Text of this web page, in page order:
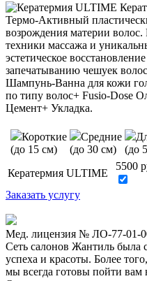
Термо-Активный
возрождения материи
техники массажа и
эстетическое
запечатыванию чешуек
Шампунь-Ванна для кожи
по типу волос+ Fusio-Dose
Цемент+ Укладка.
Короткие
(до 15 см)
Средние
(до 30 см)
(до
Кератермия ULTIME
5500
Заказать услугу
Мед. лицензия № ЛО-77-01-
Сеть салонов Жантиль была
успеха и красоты. Более
мы всегда готовы пойти вам